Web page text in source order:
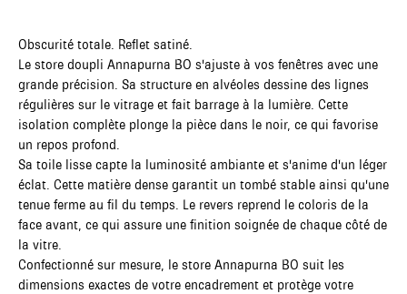
Obscurité totale. Reflet satiné.
Le store doupli Annapurna BO s'ajuste à vos fenêtres avec une
grande précision. Sa structure en alvéoles dessine des lignes
régulières sur le vitrage et fait barrage à la lumière. Cette
isolation complète plonge la pièce dans le noir, ce qui favorise
un repos profond.
Sa toile lisse capte la luminosité ambiante et s'anime d'un léger
éclat. Cette matière dense garantit un tombé stable ainsi qu'une
tenue ferme au fil du temps. Le revers reprend le coloris de la
face avant, ce qui assure une finition soignée de chaque côté de
la vitre.
Confectionné sur mesure, le store Annapurna BO suit les
dimensions exactes de votre encadrement et protège votre